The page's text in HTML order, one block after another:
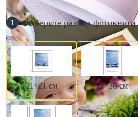
1 Выберите размер фотокниги
21×21 см 21×30 см